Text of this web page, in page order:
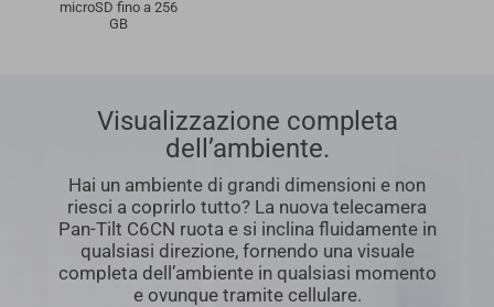
microSD fino a 256
GB
Hai un ambiente di grandi dimensioni e non
riesci a coprirlo tutto? La nuova telecamera
Pan-Tilt C6CN ruota e si inclina fluidamente in
qualsiasi direzione, fornendo una visuale
completa dell’ambiente in qualsiasi momento
e ovunque tramite cellulare.
Visualizzazione completa
dell’ambiente.